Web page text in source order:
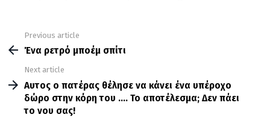
more
Previous article
Ένα ρετρό μποέμ σπίτι
Next article
Aυτος ο πατέρας θέλησε να κάνει ένα υπέροχο
δώρο στην κόρη του …. Το αποτέλεσμα; Δεν πάει
το νου σας!